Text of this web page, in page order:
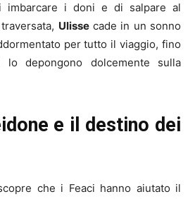
imbarcare i doni e di salpare al
Ulissecade in un sonno
per tutto il viaggio, fino
depongono dolcemente sulla
e il destino dei
che i Feaci hanno aiutato il